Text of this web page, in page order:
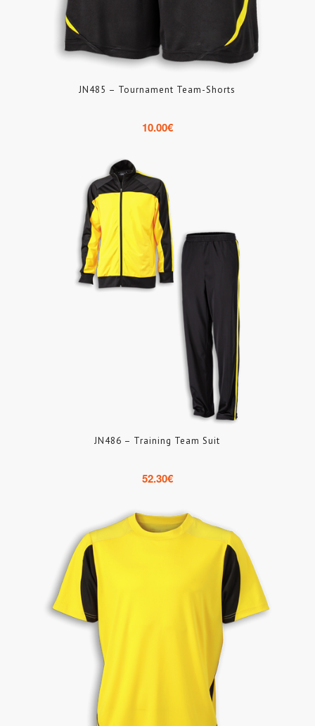
JN485 – Tournament Team-Shorts
10.00€
JN486 – Training Team Suit
52.30€